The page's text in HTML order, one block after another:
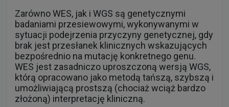
brak jest przesłanek klinicznych wskazujących
bezpośrednio na mutację konkretnego genu.
WES jest zasadniczo uproszczoną wersją WGS,
którą opracowano jako metodą tańszą, szybszą i
umożliwiającą prostszą (chociaż wciąż bardzo
złożoną) interpretację kliniczną.
Czytaj dalej